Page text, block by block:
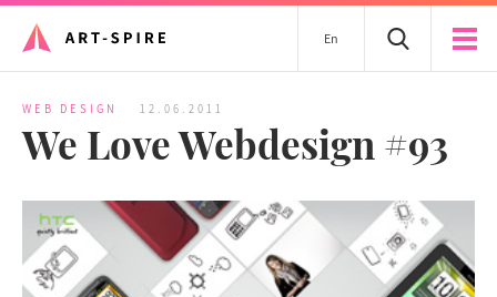
En
WEB DESIGN 12.06.2011
We Love Webdesign #93